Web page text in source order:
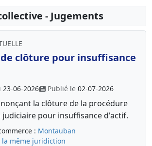
- Jugements
clôture pour insuffisance
23-06-2026 Publié le 02-07-2026
la clôture de la procédure
pour insuffisance d'actif.
: Montauban
la même juridiction